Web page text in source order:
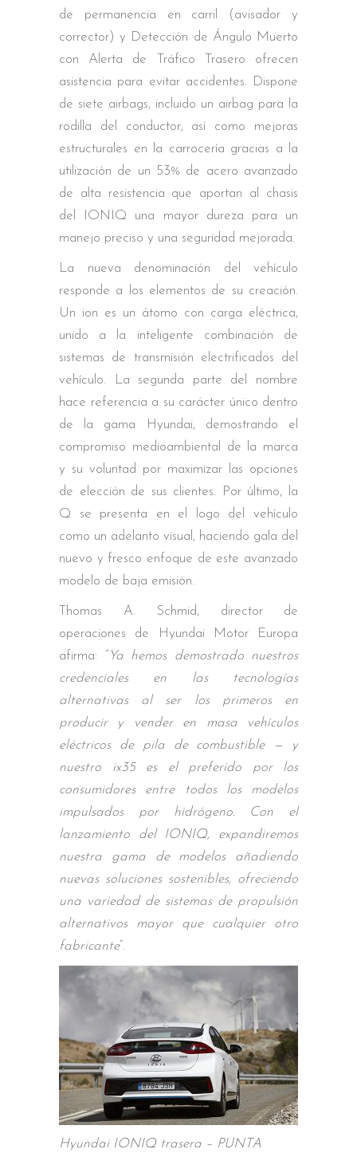
de permanencia en carril (avisador y
corrector) y Detección de Ángulo Muerto
con Alerta de Tráfico Trasero ofrecen
asistencia para evitar accidentes. Dispone
de siete airbags, incluido un airbag para la
rodilla del conductor, así como mejoras
estructurales en la carrocería gracias a la
utilización de un 53% de acero avanzado
de alta resistencia que aportan al chasis
del IONIQ una mayor dureza para un
manejo preciso y una seguridad mejorada.
La nueva denominación del vehículo
responde a los elementos de su creación.
Un ion es un átomo con carga eléctrica,
unido a la inteligente combinación de
sistemas de transmisión electrificados del
vehículo. La segunda parte del nombre
hace referencia a su carácter único dentro
de la gama Hyundai, demostrando el
compromiso medioambiental de la marca
y su voluntad por maximizar las opciones
de elección de sus clientes. Por último, la
Q se presenta en el logo del vehículo
como un adelanto visual, haciendo gala del
nuevo y fresco enfoque de este avanzado
modelo de baja emisión.
Thomas A. Schmid, director de
operaciones de Hyundai Motor Europa
afirma: “Ya hemos demostrado nuestros
credenciales en las tecnologías
alternativas al ser los primeros en
producir y vender en masa vehículos
eléctricos de pila de combustible — y
nuestro ix35 es el preferido por los
consumidores entre todos los modelos
impulsados por hidrógeno. Con el
lanzamiento del IONIQ, expandiremos
nuestra gama de modelos añadiendo
nuevas soluciones sostenibles, ofreciendo
una variedad de sistemas de propulsión
alternativos mayor que cualquier otro
fabricante”.
Hyundai IONIQ trasera – PUNTA